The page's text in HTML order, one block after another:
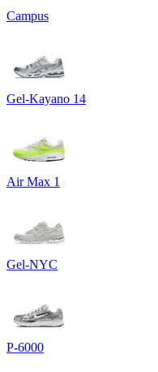
Campus
Gel-Kayano 14
Air Max 1
Gel-NYC
P-6000